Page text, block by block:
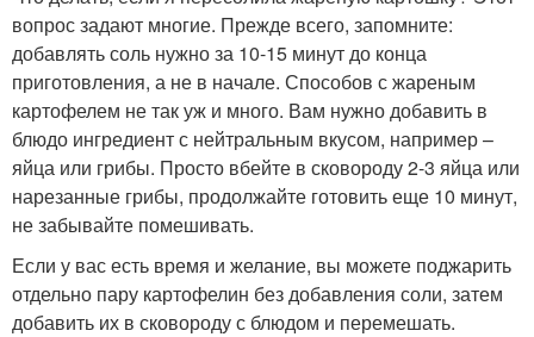
вопрос задают многие. Прежде всего, запомните:
добавлять соль нужно за 10-15 минут до конца
приготовления, а не в начале. Способов с жареным
картофелем не так уж и много. Вам нужно добавить в
блюдо ингредиент с нейтральным вкусом, например –
яйца или грибы. Просто вбейте в сковороду 2-3 яйца или
нарезанные грибы, продолжайте готовить еще 10 минут,
не забывайте помешивать.
Если у вас есть время и желание, вы можете поджарить
отдельно пару картофелин без добавления соли, затем
добавить их в сковороду с блюдом и перемешать.